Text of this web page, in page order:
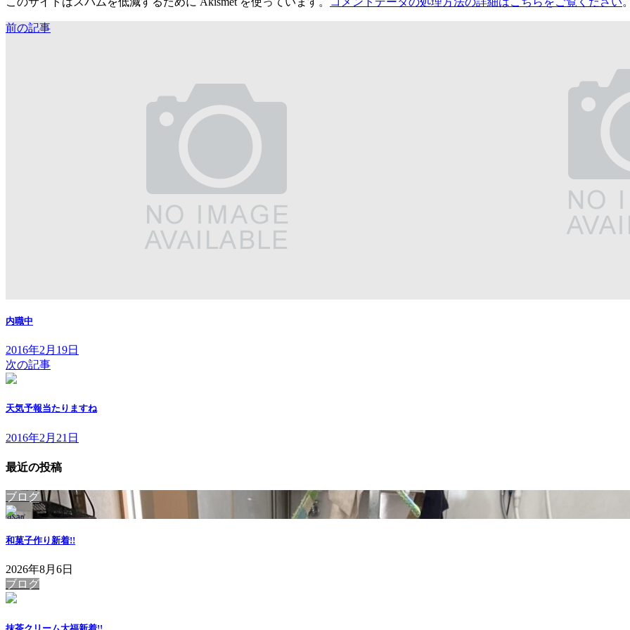
前の記事
内職中
2016年2月19日
次の記事
天気予報当たりますね
2016年2月21日
最近の投稿
ブログ
和菓子作り新着!!
2026年8月6日
ブログ